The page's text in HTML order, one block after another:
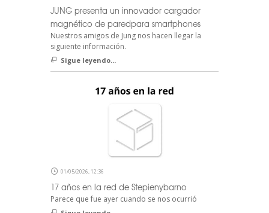
JUNG presenta un innovador cargador
magnético de paredpara smartphones
Nuestros amigos de Jung nos hacen llegar la
siguiente información.
Sigue leyendo...
01/05/2026, 12:36
17 años en la red de Stepienybarno
Parece que fue ayer cuando se nos ocurrió